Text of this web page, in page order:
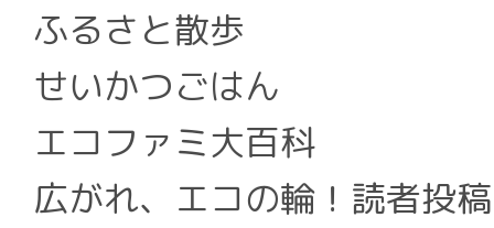
ふるさと散歩
せいかつごはん
エコファミ大百科
広がれ、エコの輪！読者投